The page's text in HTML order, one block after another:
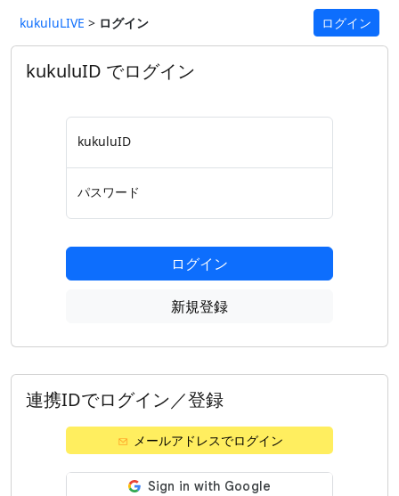
kukuluLIVE > ログイン ログイン
kukuluID でログイン
kukuluID
パスワード
ログイン
新規登録
連携IDでログイン／登録
メールアドレスでログイン